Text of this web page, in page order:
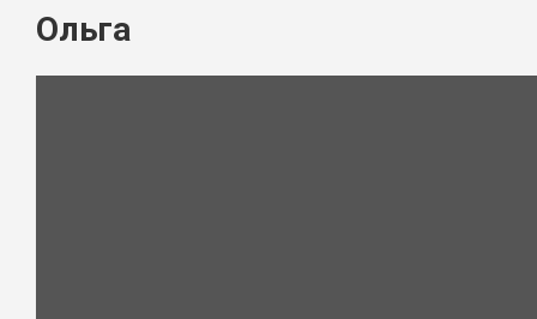
Ольга